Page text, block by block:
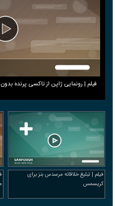
فیلم | رونمایی ژاپن از تاکسی پرنده
فیلم | تبلیغ خلاقانه مرسدس بنز برای
کریسمس